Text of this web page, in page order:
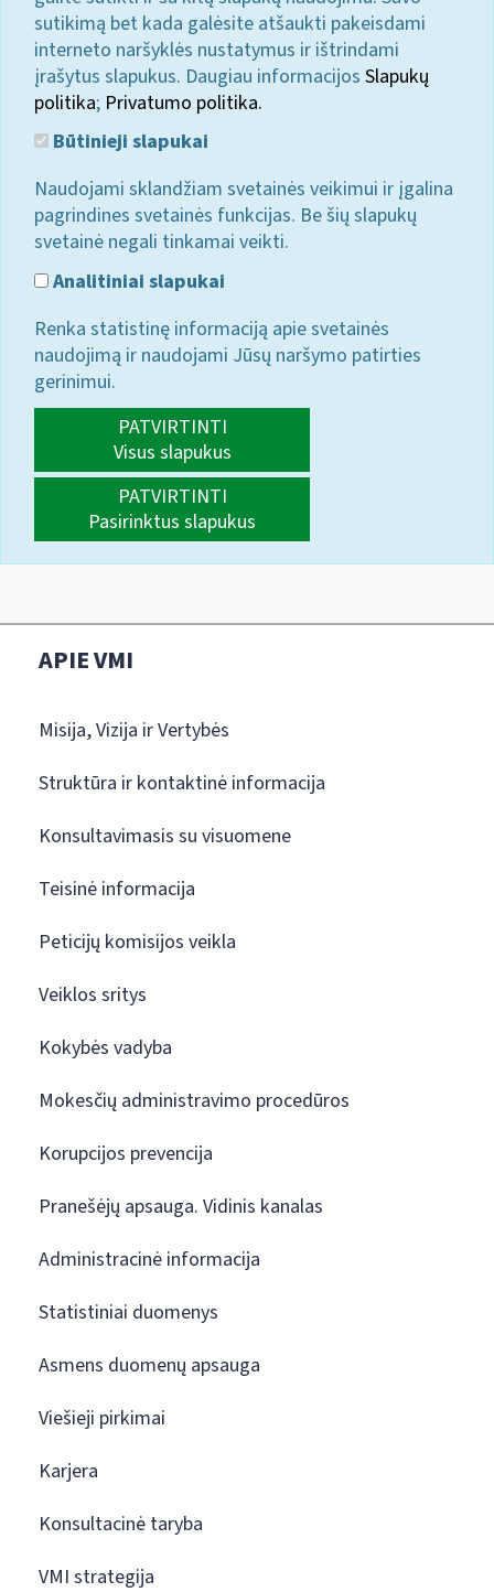
sutikimą bet kada galėsite atšaukti pakeisdami
interneto naršyklės nustatymus ir ištrindami
įrašytus slapukus. Daugiau informacijos Slapukų
politika; Privatumo politika.
Būtinieji slapukai
Naudojami sklandžiam svetainės veikimui ir įgalina
pagrindines svetainės funkcijas. Be šių slapukų
svetainė negali tinkamai veikti.
Analitiniai slapukai
Renka statistinę informaciją apie svetainės
naudojimą ir naudojami Jūsų naršymo patirties
gerinimui.
PATVIRTINTI
Visus slapukus
PATVIRTINTI
Pasirinktus slapukus
APIE VMI
Misija, Vizija ir Vertybės
Struktūra ir kontaktinė informacija
Konsultavimasis su visuomene
Teisinė informacija
Peticijų komisijos veikla
Veiklos sritys
Kokybės vadyba
Mokesčių administravimo procedūros
Korupcijos prevencija
Pranešėjų apsauga. Vidinis kanalas
Administracinė informacija
Statistiniai duomenys
Asmens duomenų apsauga
Viešieji pirkimai
Karjera
Konsultacinė taryba
VMI strategija